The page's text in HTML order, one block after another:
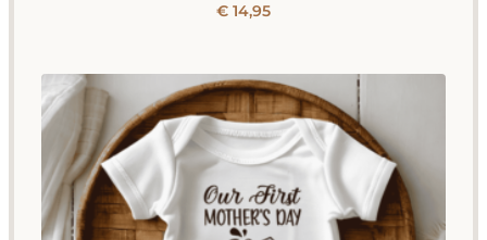
€ 14,95